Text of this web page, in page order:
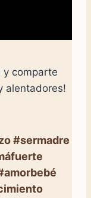
y comparte
alentadores!
#sermadre